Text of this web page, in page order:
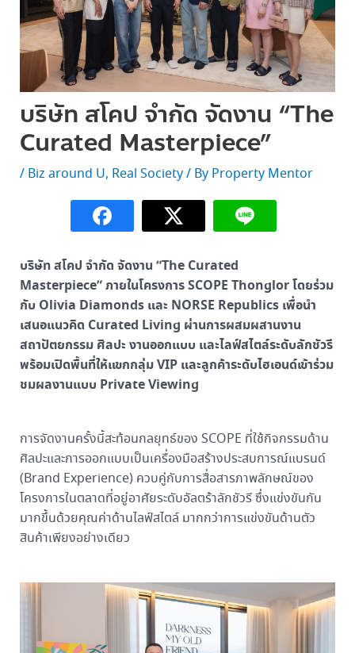
บริษัท สโคป จำกัด จัดงาน “The
Curated Masterpiece”
/ Biz around U, Real Society/ By Property Mentor
บริษัท สโคป จำกัด จัดงาน “The Curated
Masterpiece” ภายในโครงการ SCOPE Thonglor โดยร่วม
กับ Olivia Diamonds และ NORSE Republics เพื่อนำ
เสนอแนวคิด Curated Living ผ่านการผสมผสานงาน
สถาปัตยกรรม ศิลปะ งานออกแบบ และไลฟ์สไตล์ระดับลักชัวรี
พร้อมเปิดพื้นที่ให้แขกกลุ่ม VIP และลูกค้าระดับไฮเอนด์เข้าร่วม
ชมผลงานแบบ Private Viewing
การจัดงานครั้งนี้สะท้อนกลยุทธ์ของ SCOPE ที่ใช้กิจกรรมด้าน
ศิลปะและการออกแบบเป็นเครื่องมือสร้างประสบการณ์แบรนด์
(Brand Experience) ควบคู่กับการสื่อสารภาพลักษณ์ของ
โครงการในตลาดที่อยู่อาศัยระดับอัลตร้าลักชัวรี ซึ่งแข่งขันกัน
มากขึ้นด้วยคุณค่าด้านไลฟ์สไตล์ มากกว่าการแข่งขันด้านตัว
สินค้าเพียงอย่างเดียว